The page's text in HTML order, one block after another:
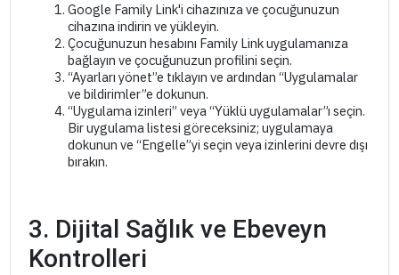
Google Family Link'i cihazınıza ve çocuğunuzun
cihazına indirin ve yükleyin.
Çocuğunuzun hesabını Family Link uygulamanıza
bağlayın ve çocuğunuzun profilini seçin.
“Ayarları yönet”e tıklayın ve ardından “Uygulamalar
ve bildirimler”e dokunun.
“Uygulama izinleri” veya “Yüklü uygulamalar”ı seçin.
Bir uygulama listesi göreceksiniz; uygulamaya
dokunun ve “Engelle”yi seçin veya izinlerini devre dışı
bırakın.
3. Dijital Sağlık ve Ebeveyn
Kontrolleri